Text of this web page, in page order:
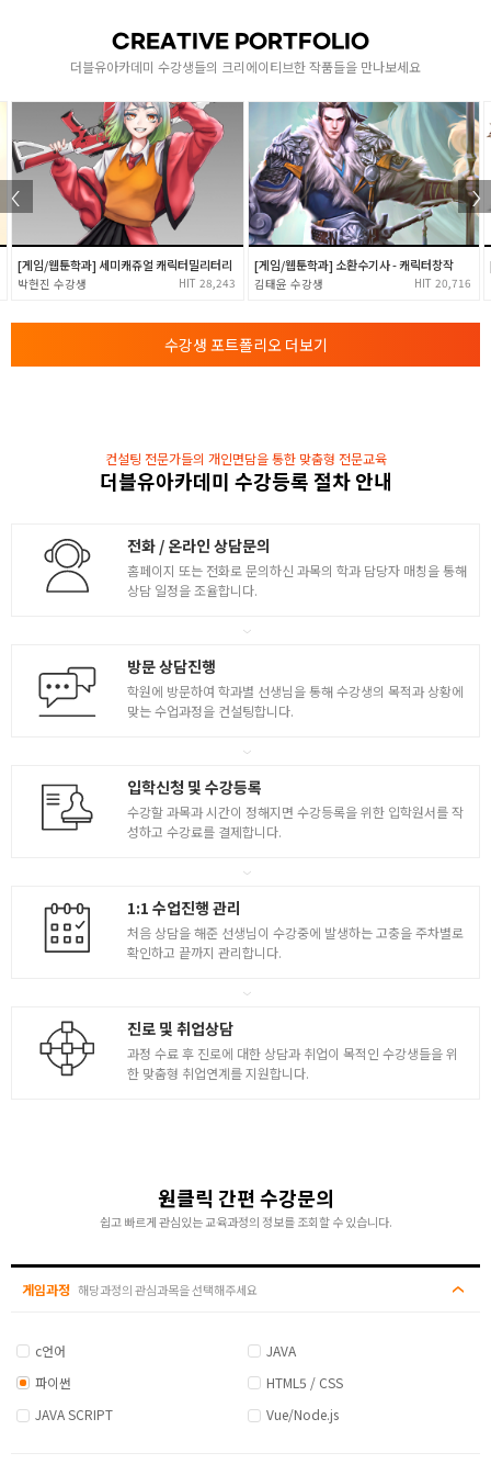
- 모듈 패키지
4
예외처리와 알고리즘
- 예외처리
- 파일입출력
- 알고리즘
CREATIVE PORTFOLIO
더블유아카데미 수강생들의 크리에이티브한 작품들을 만나보세요
[게임/웹툰학과] 세미캐쥬얼 캐릭터밀리터리
박헌진 28,243
[게임/웹툰학과] 소환수기사 - 캐릭터창작
김태윤 20,716
수강생 포트폴리오 더보기
컨설팅 전문가들의 개인면담을 통한 맞춤형 전문교육
더블유아카데미 수강등록 절차 안내
전화 / 온라인 상담문의
홈페이지 또는 전화로 문의하신 과목의 학과 담당자 매칭을 통해
상담 일정을 조율합니다.
방문 상담진행
학원에 방문하여 학과별 선생님을 통해 수강생의 목적과 상황에
맞는 수업과정을 컨설팅합니다.
입학신청 및 수강등록
수강할 과목과 시간이 정해지면 수강등록을 위한 입학원서를 작
성하고 수강료를 결제합니다.
1:1 수업진행 관리
처음 상담을 해준 선생님이 수강중에 발생하는 고충을 주차별로
확인하고 끝까지 관리합니다.
진로 및 취업상담
과정 수료 후 진로에 대한 상담과 취업이 목적인 수강생들을 위
한 맞춤형 취업연계를 지원합니다.
원클릭 간편 수강문의
쉽고 빠르게 관심있는 교육과정의 정보를 조회할 수 있습니다.
게임과정 해당과정의 관심과목을 선택해주세요
c언어
JAVA
파이썬
HTML5 / CSS
JAVA SCRIPT
Vue/Node.js